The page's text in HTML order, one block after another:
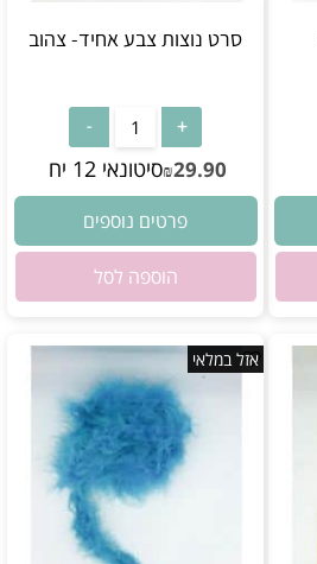
סרט נוצות צבע אחיד- צהוב
₪29.90 סיטונאי 12 יח
פרטים נוספים
הוספה לסל
אזל במלאי